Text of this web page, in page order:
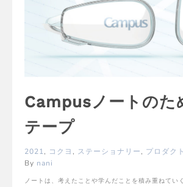
Campusノートのた
テープ
2021, コクヨ, ステーショナリー, プロダク
By nani
ノートは、考えたことや学んだことを積み重ねてい